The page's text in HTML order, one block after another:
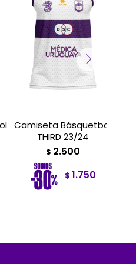
Camiseta Básquetbol
THIRD 23/24
$ 2.500
$ 1.750